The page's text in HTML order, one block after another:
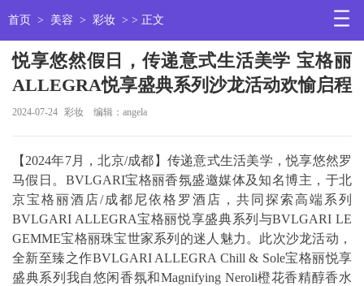
首页 > 美容 > 彩妆 > > 正文
悦享悠然假日，传递意式生活美学 宝格丽
ALLEGRA悦享盛典系列沙龙活动欢愉启程
2024-07-24 彩妆 编辑：angela
【2024年7月，北京/成都】传递意式生活美学，悦享悠然罗
马假日。BVLGARI宝格丽香氛盛邀媒体及知名博主，于北
京宝格丽酒店/成都尼依格罗酒店，共同探索高端系列
BVLGARI ALLEGRA宝格丽悦享盛典系列与BVLGARI LE
GEMME宝格丽珠宝世家系列的迷人魅力。此次沙龙活动，
全新至臻之作BVLGARI ALLEGRA Chill & Sole宝格丽悦享
盛典系列我自悠闲香氛和Magnifying Neroli橙花香精醇香水